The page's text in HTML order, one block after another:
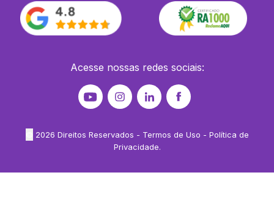
Acesse nossas redes sociais:
2026 Direitos Reservados - Termos de Uso - Política de
Privacidade.